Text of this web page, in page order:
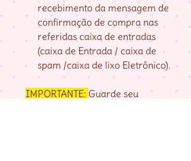
recebimento da mensagem de
confirmação de compra nas
referidas caixa de entradas
(caixa de Entrada / caixa de
spam /caixa de lixo Eletrônico).
IMPORTANTE: Guarde seu